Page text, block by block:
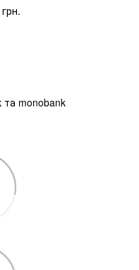
monobank